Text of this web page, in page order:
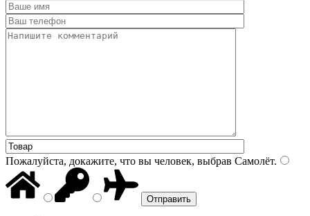
Пожалуйста, докажите, что вы человек, выбрав Самолёт.